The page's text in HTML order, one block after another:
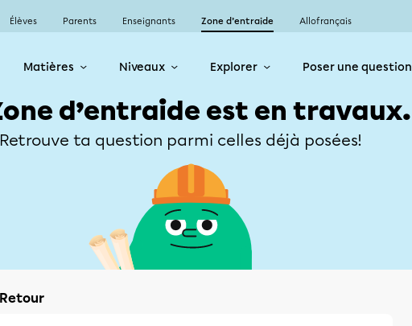
Élèves Parents Enseignants Zone d’entraide Allofrançais
Matières Niveaux Explorer Poser une question
d’entraide est en travaux.
Retrouve ta question parmi celles déjà posées!
Retour